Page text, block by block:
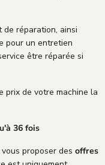
de réparation, ainsi
pour un entretien
être réparée si
prix de votre machine la
36 fois
proposer des offres